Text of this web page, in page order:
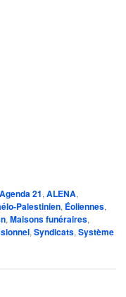
Agenda 21, ALENA,
Palestinien, Éoliennes,
, Maisons funéraires,
, Syndicats, Système